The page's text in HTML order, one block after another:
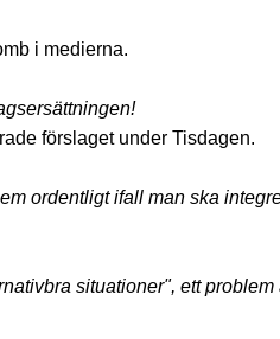
i medierna.
förslaget under Tisdagen.
ordentligt ifall man ska
situationer", ett problem